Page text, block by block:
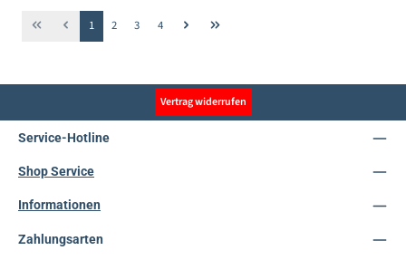
Seite
1 Seite
2 Seite
3 Seite
4
Vertrag widerrufen
Service-Hotline
Shop Service
Informationen
Zahlungsarten